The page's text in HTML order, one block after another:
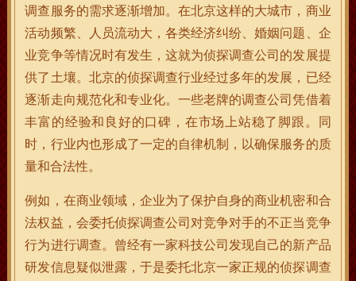
调查服务的需求逐渐增加。在北京这样的大城市，商业
活动频繁、人员流动大，各类经济纠纷、婚姻问题、企
业竞争等情况时有发生，这就为侦探调查公司的发展提
供了土壤。北京的侦探调查行业经过多年的发展，已经
逐渐走向规范化和专业化。一些老牌的调查公司凭借着
丰富的经验和良好的口碑，在市场上站稳了脚跟。同
时，行业内也形成了一定的自律机制，以确保服务的质
量和合法性。
例如，在商业领域，企业为了保护自身的商业机密和合
法权益，会委托侦探调查公司对竞争对手的不正当竞争
行为进行调查。曾经有一家科技公司发现自己的新产品
研发信息疑似泄露，于是委托北京一家正规的侦探调查